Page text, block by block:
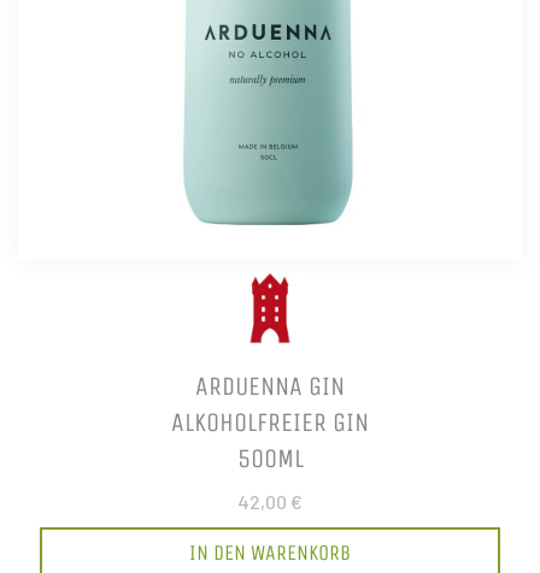
ARDUENNA GIN
ALKOHOLFREIER GIN
500ML
42,00 €
IN DEN WARENKORB